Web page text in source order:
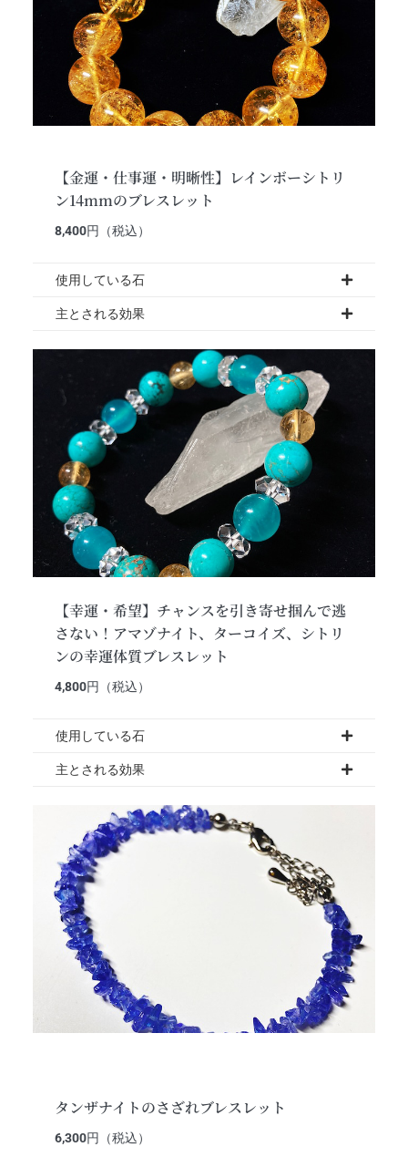
【金運・仕事運・明晰性】レインボーシトリ
ン14mmのブレスレット
8,400円（税込）
使用している石
主とされる効果
【幸運・希望】チャンスを引き寄せ掴んで逃
さない！アマゾナイト、ターコイズ、シトリ
ンの幸運体質ブレスレット
4,800円（税込）
使用している石
主とされる効果
タンザナイトのさざれブレスレット
6,300円（税込）